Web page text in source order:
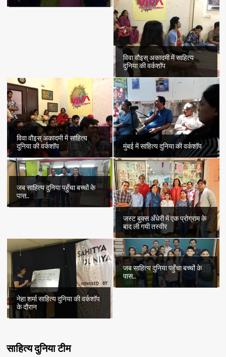
विवा वौइस् अकादमी में साहित्य
दुनिया की वर्कशॉप
विवा वौइस् अकादमी में साहित्य
दुनिया की वर्कशॉप
मुंबई में साहित्य दुनिया की वर्कशॉप
जब साहित्य दुनिया पहुँचा बच्चों के
पास..
जस्ट बुक्स अँधेरी में एक प्रोग्राम के
बाद ली गयी तस्वीर
नेहा शर्मा साहित्य दुनिया की वर्कशॉप
के दौरान
जब साहित्य दुनिया पहुँचा बच्चों के
पास..
साहित्य दुनिया टीम